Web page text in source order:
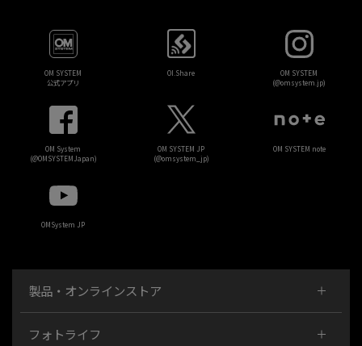
OM SYSTEM
公式アプリ
OI.Share
OM SYSTEM
(@omsystem.jp)
OM System
(@OMSYSTEMJapan)
OM SYSTEM JP
(@omsystem_jp)
OM SYSTEM note
OMSystem JP
製品・オンラインストア
フォトライフ